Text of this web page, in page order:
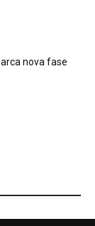
nova fase